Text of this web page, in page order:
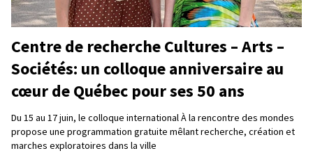
Centre de recherche Cultures – Arts –
Sociétés: un colloque anniversaire au
cœur de Québec pour ses 50 ans
Du 15 au 17 juin, le colloque international À la rencontre des mondes
propose une programmation gratuite mêlant recherche, création et
marches exploratoires dans la ville